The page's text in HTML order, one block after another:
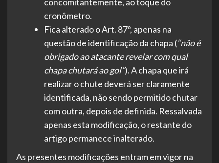
cronômetro.
Fica alterado o Art. 87º, apenas na
questão de identificação da chapa (“não é
obrigado ao atacante revelar com qual
chapa chutará ao gol”). A chapa que irá
realizar o chute deverá ser claramente
identificada, não sendo permitido chutar
com outra, depois de definida. Ressalvada
apenas esta modificação, o restante do
artigo permanece inalterado.
As presentes modificações entram em vigor na